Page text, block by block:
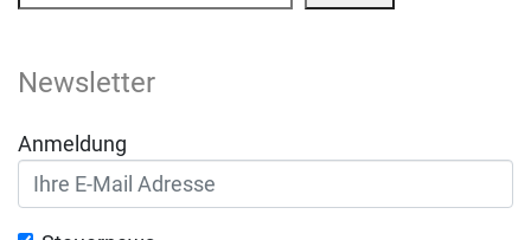
Newsletter
Anmeldung